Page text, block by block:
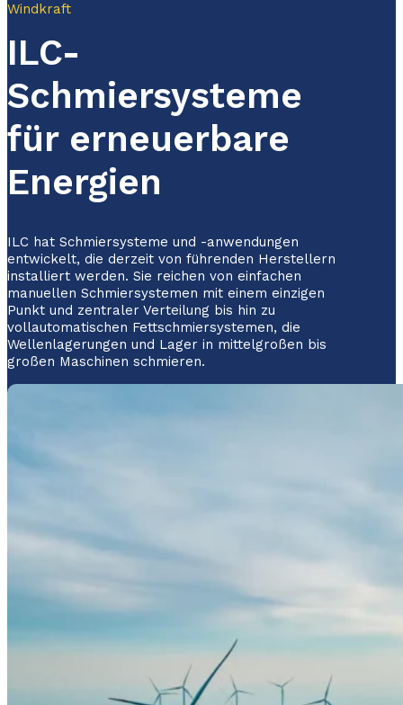
Windkraft
ILC-
Schmiersysteme
für erneuerbare
Energien
ILC hat Schmiersysteme und -anwendungen
entwickelt, die derzeit von führenden Herstellern
installiert werden. Sie reichen von einfachen
manuellen Schmiersystemen mit einem einzigen
Punkt und zentraler Verteilung bis hin zu
vollautomatischen Fettschmiersystemen, die
Wellenlagerungen und Lager in mittelgroßen bis
großen Maschinen schmieren.